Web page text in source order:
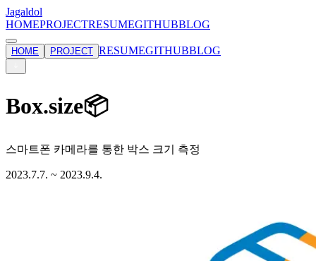
Jagaldol
HOMEPROJECTRESUMEGITHUBBLOG
HOME PROJECT RESUMEGITHUBBLOG
Box.size📦
스마트폰 카메라를 통한 박스 크기 측정
2023.7.7. ~ 2023.9.4.